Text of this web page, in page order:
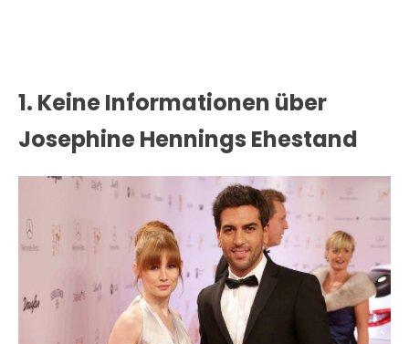
1. Keine Informationen über
Josephine Hennings Ehestand